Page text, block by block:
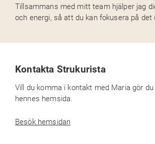
Tillsammans med mitt team hjälper jag
och energi, så att du kan fokusera på det
Kontakta Strukurista
Vill du komma i kontakt med Maria gör
hennes hemsida.
Besök hemsidan